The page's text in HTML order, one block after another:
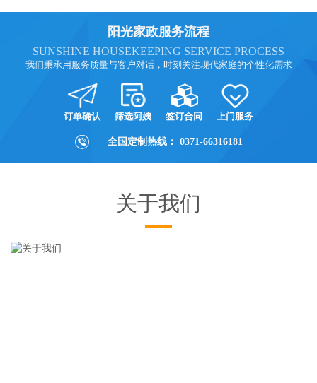
阳光家政服务流程
SUNSHINE HOUSEKEEPING SERVICE PROCESS
我们秉承用服务质量与客户对话，时刻关注现代家庭的个性化需求
订单确认 筛选阿姨 签订合同 上门服务
全国定制热线： 0371-66316181
关于我们